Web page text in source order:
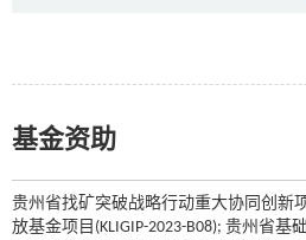
基金资助
贵州省找矿突破战略行动重大协同创新
放基金项目(KLIGIP-2023-B08); 贵州省基